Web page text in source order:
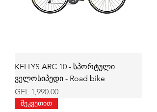
KELLYS ARC 10 - სპორტული
ველოსიპედი - Road bike
Price
GEL 1,990.00
შეკვეთით